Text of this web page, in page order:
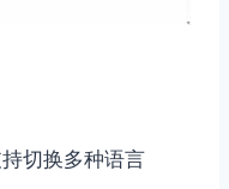
切换多种语言